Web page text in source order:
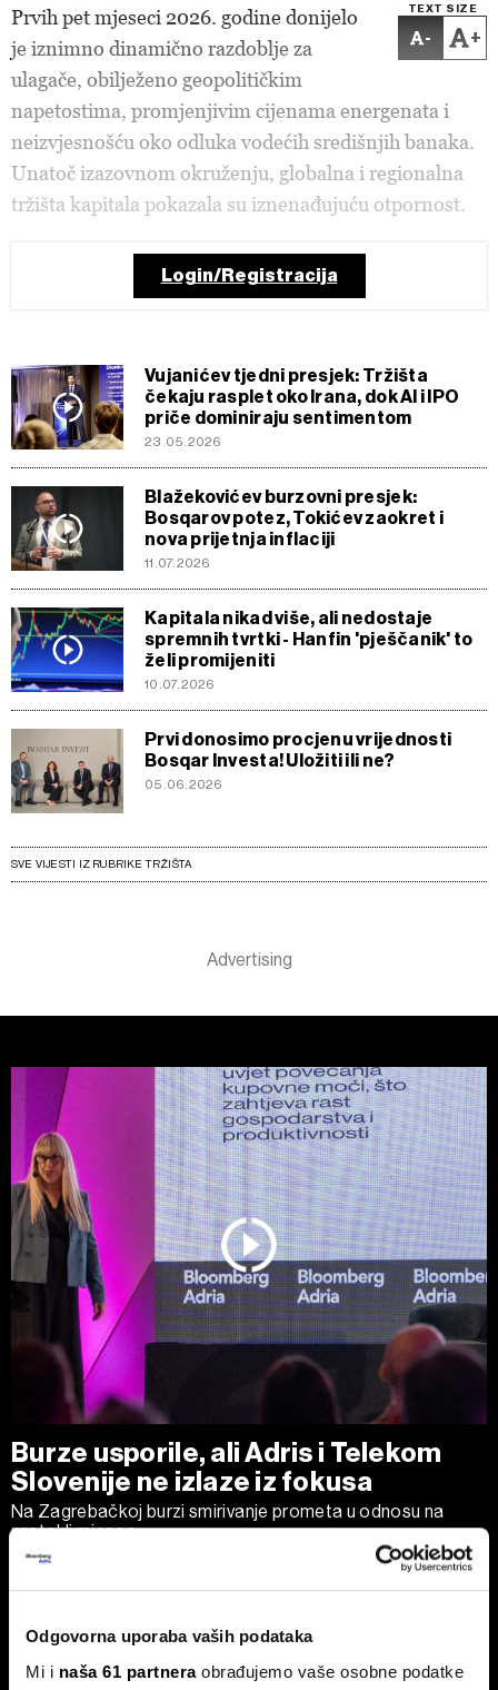
Odgovorna uporaba vaših podataka
Mi i naša 61 partneraobrađujemo vaše osobne podatke
TEXT SIZE
- +
Prvih pet mjeseci 2026. godine donijelo
je iznimno dinamično razdoblje za
ulagače, obilježeno geopolitičkim
napetostima, promjenjivim cijenama energenata i
neizvjesnošću oko odluka vodećih središnjih banaka.
Unatoč izazovnom okruženju, globalna i regionalna
tržišta kapitala pokazala su iznenađujuću otpornost.
Login/Registracija
Vujanićev tjedni presjek: Tržišta
čekaju rasplet oko Irana, dok AI i IPO
priče dominiraju sentimentom
23.05.2026
Blažekovićev burzovni presjek:
Bosqarov potez, Tokićev zaokret i
nova prijetnja inflaciji
11.07.2026
Kapitala nikad više, ali nedostaje
spremnih tvrtki - Hanfin 'pješčanik' to
želi promijeniti
10.07.2026
Prvi donosimo procjenu vrijednosti
Bosqar Investa! Uložiti ili ne?
05.06.2026
SVE VIJESTI IZ RUBRIKE TRŽIŠTA
Burze usporile, ali Adris i Telekom
Slovenije ne izlaze iz fokusa
Na Zagrebačkoj burzi smirivanje prometa u odnosu na
protekli mjesec.